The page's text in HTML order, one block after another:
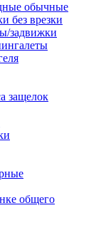
обычные
без врезки
задвижки
защелок
общего